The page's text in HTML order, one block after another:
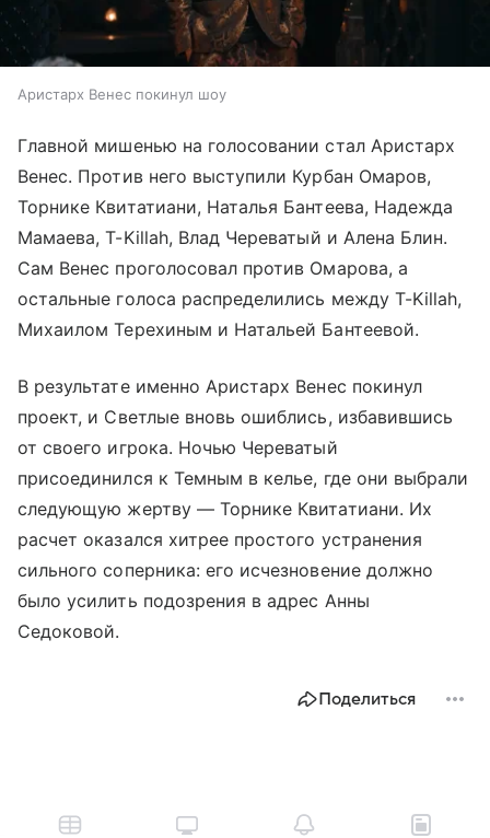
Аристарх Венес покинул шоу
Главной мишенью на голосовании стал Аристарх
Венес. Против него выступили Курбан Омаров,
Торнике Квитатиани, Наталья Бантеева, Надежда
Мамаева, T-Killah, Влад Череватый и Алена Блин.
Сам Венес проголосовал против Омарова, а
остальные голоса распределились между T-Killah,
Михаилом Терехиным и Натальей Бантеевой.
В результате именно Аристарх Венес покинул
проект, и Светлые вновь ошиблись, избавившись
от своего игрока. Ночью Череватый
присоединился к Темным в келье, где они выбрали
следующую жертву — Торнике Квитатиани. Их
расчет оказался хитрее простого устранения
сильного соперника: его исчезновение должно
было усилить подозрения в адрес Анны
Седоковой.
Поделиться